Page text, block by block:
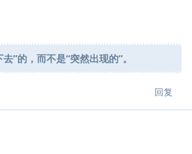
”的，而不是“突然出现的”。
回复